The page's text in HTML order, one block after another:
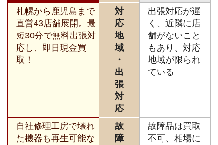
札幌から鹿児島まで
直営43店舗展開。最
短30分で無料出張対
応し、即日現金買
取！
対
応
地
域
・
出
張
対
応
出張対応が遅
く、近隣に店
舗がないこと
もあり、対応
地域が限られ
ている
自社修理工房で壊れ
た機器も再生可能な
故
障
故障品は買取
不可、相場に